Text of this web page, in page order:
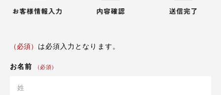
（必須） は必須入力となります。
お名前 （必須）